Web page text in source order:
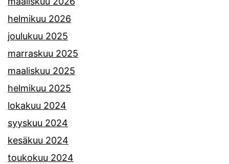
helmikuu 2026
joulukuu 2025
marraskuu 2025
maaliskuu 2025
helmikuu 2025
lokakuu 2024
syyskuu 2024
kesäkuu 2024
toukokuu 2024